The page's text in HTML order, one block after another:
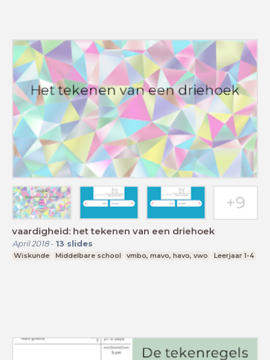
vaardigheid: het tekenen van een driehoek
April 2018- 13 slides
Wiskunde Middelbare school vmbo, mavo, havo, vwo Leerjaar 1-4